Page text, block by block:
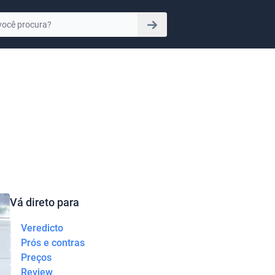
Vá direto para
Veredicto
Prós e contras
Preços
Review